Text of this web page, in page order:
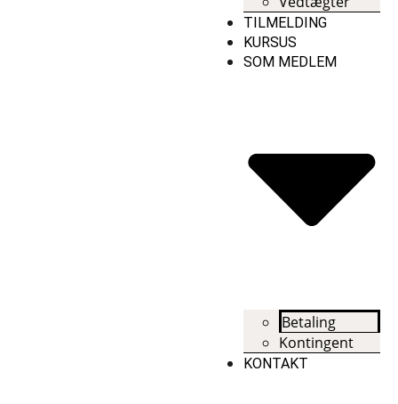
TILMELDING
KURSUS
SOM MEDLEM
Betaling
Kontingent
KONTAKT